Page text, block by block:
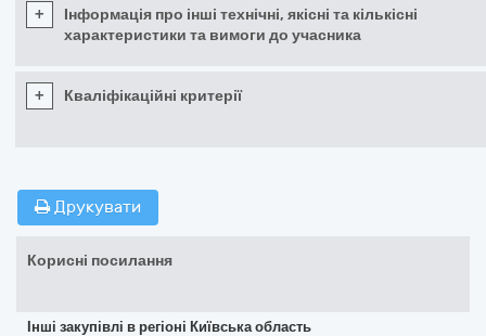
+
Інформація про інші технічні, якісні та кількісні
характеристики та вимоги до учасника
+ Кваліфікаційні критерії
Друкувати
Корисні посилання
Інші закупівлі в регіоні Київська область